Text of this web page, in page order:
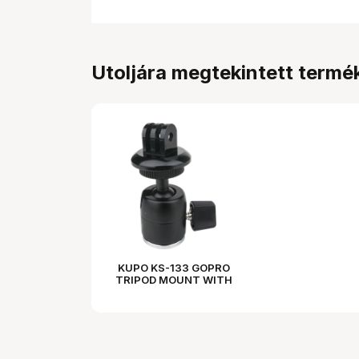
Utoljára megtekintett
KUPO KS-133 GOPRO
TRIPOD MOUNT WITH